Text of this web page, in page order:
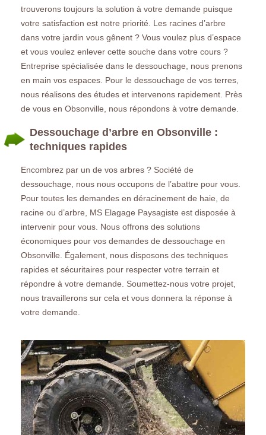
trouverons toujours la solution à votre demande puisque
votre satisfaction est notre priorité. Les racines d’arbre
dans votre jardin vous gênent ? Vous voulez plus d’espace
et vous voulez enlever cette souche dans votre cours ?
Entreprise spécialisée dans le dessouchage, nous prenons
en main vos espaces. Pour le dessouchage de vos terres,
nous réalisons des études et intervenons rapidement. Près
de vous en Obsonville, nous répondons à votre demande.
Dessouchage d’arbre en Obsonville :
techniques rapides
Encombrez par un de vos arbres ? Société de
dessouchage, nous nous occupons de l’abattre pour vous.
Pour toutes les demandes en déracinement de haie, de
racine ou d’arbre, MS Elagage Paysagiste est disposée à
intervenir pour vous. Nous offrons des solutions
économiques pour vos demandes de dessouchage en
Obsonville. Également, nous disposons des techniques
rapides et sécuritaires pour respecter votre terrain et
répondre à votre demande. Soumettez-nous votre projet,
nous travaillerons sur cela et vous donnera la réponse à
votre demande.